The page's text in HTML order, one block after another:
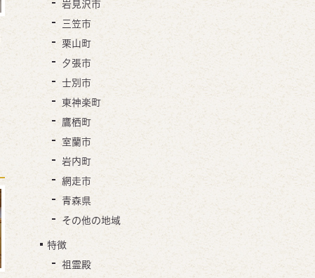
岩見沢市
三笠市
栗山町
夕張市
士別市
東神楽町
鷹栖町
室蘭市
岩内町
網走市
青森県
その他の地域
特徴
祖霊殿